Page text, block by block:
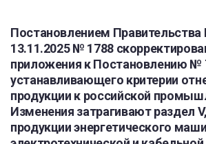
Постановлением Правительства
13.11.2025 № 1788
приложения к Постановлению №
устанавливающего критерии
продукции к российской
Изменения затрагивают раздел
продукции энергетического